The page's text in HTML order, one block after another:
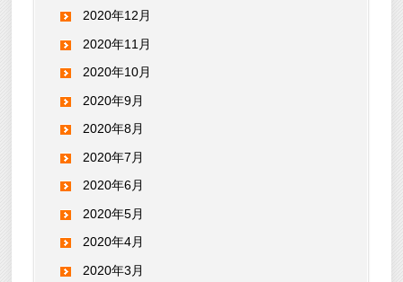
2020年12月
2020年11月
2020年10月
2020年9月
2020年8月
2020年7月
2020年6月
2020年5月
2020年4月
2020年3月